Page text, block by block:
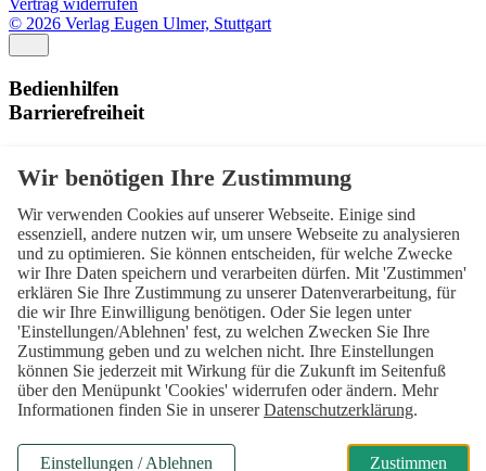
Vertrag widerrufen
© 2026 Verlag Eugen Ulmer, Stuttgart
Bedienhilfen
Barrierefreiheit
Normal
Kontrast
Normal Hoch Normal
Menü sichtbar
Ja Nein Ja
Über den ersten Skip-Link der Seite „Barrierefreiheits-
Einstellungen“ können Sie das Menü jederzeit wieder einblenden.
Einstellungen
Wir verwenden Cookies auf unserer Webseite. Einige sind
essenziell, andere nutzen wir, um unsere Webseite zu analysieren
und zu optimieren. Sie können entscheiden, für welche Zwecke
wir Ihre Daten speichern und verarbeiten dürfen. Mit 'Zustimmen'
erklären Sie Ihre Zustimmung zu unserer Datenverarbeitung, für
die wir Ihre Einwilligung benötigen. Oder Sie legen unter
'Einstellungen/Ablehnen' fest, zu welchen Zwecken Sie Ihre
Zustimmung geben und zu welchen nicht. Ihre Einstellungen
können Sie jederzeit mit Wirkung für die Zukunft im Seitenfuß
über den Menüpunkt 'Cookies' widerrufen oder ändern. Mehr
Informationen finden Sie in unsererDatenschutzerklärung.
Einstellungen / Ablehnen Zustimmen